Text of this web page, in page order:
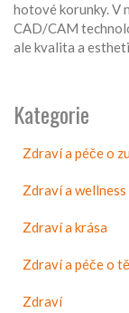
hotové korunky. V
CAD/CAM
ale kvalita a
Kategorie
Zdraví a péče o
Zdraví a wellness
Zdraví a krása
Zdraví a péče o
Zdraví